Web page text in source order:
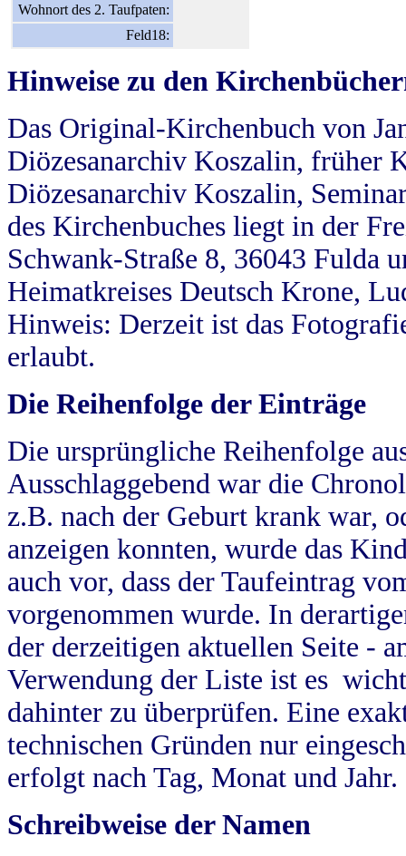
Wohnort des 2. Taufpaten:
Feld18:
Hinweise zu den
Das Original-Kirchenbuch von
Diözesanarchiv Koszalin, früher
Diözesanarchiv Koszalin,
des Kirchenbuches liegt in der
Schwank-Straße 8, 36043 Fulda
Heimatkreises Deutsch Krone,
Hinweis: Derzeit ist das
erlaubt.
Die Reihenfolge der Einträge
Die ursprüngliche Reihenfolge
Ausschlaggebend war die
z.B. nach der Geburt krank war,
anzeigen konnten, wurde das
auch vor, dass der Taufeintrag
vorgenommen wurde. In
der derzeitigen aktuellen Seite -
Verwendung der Liste ist es
dahinter zu überprüfen. Eine
technischen Gründen nur
erfolgt nach Tag, Monat und Jahr.
Schreibweise der Namen